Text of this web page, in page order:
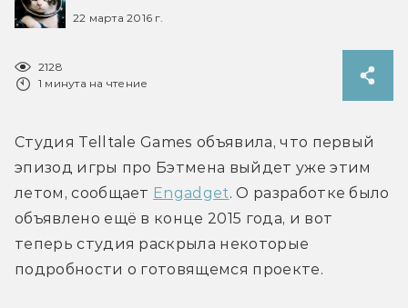
22 марта 2016 г.
2128
1 минута на чтение
Студия Telltale Games объявила, что первый
эпизод игры про Бэтмена выйдет уже этим
летом, сообщает Engadget. О разработке было
объявлено ещё в конце 2015 года, и вот
теперь студия раскрыла некоторые
подробности о готовящемся проекте.